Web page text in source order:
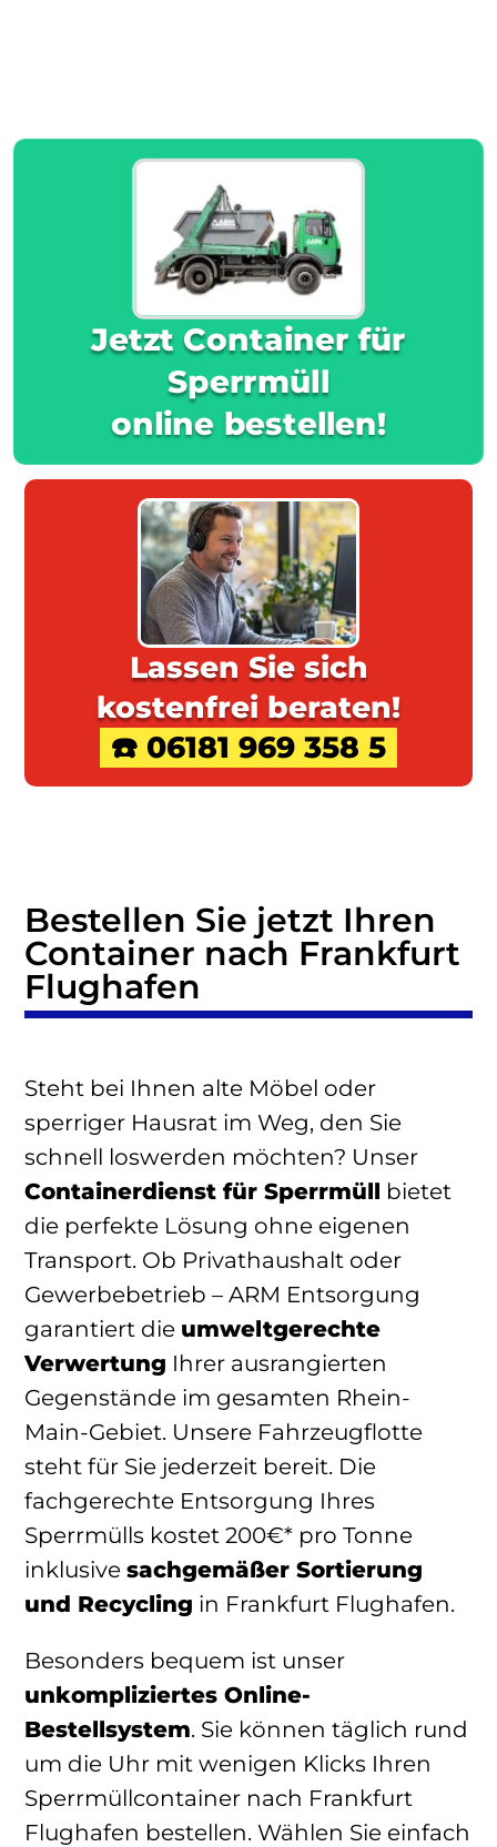
Jetzt Container für
Sperrmüll
online bestellen!
Lassen Sie sich
kostenfrei beraten!
☎️ 06181 969 358 5
Bestellen Sie jetzt Ihren
Container nach Frankfurt
Flughafen
Steht bei Ihnen alte Möbel oder
sperriger Hausrat im Weg, den Sie
schnell loswerden möchten? Unser
Containerdienst für Sperrmüll bietet
die perfekte Lösung ohne eigenen
Transport. Ob Privathaushalt oder
Gewerbebetrieb – ARM Entsorgung
garantiert die umweltgerechte
Verwertung Ihrer ausrangierten
Gegenstände im gesamten Rhein-
Main-Gebiet. Unsere Fahrzeugflotte
steht für Sie jederzeit bereit. Die
fachgerechte Entsorgung Ihres
Sperrmülls kostet 200€* pro Tonne
inklusive sachgemäßer Sortierung
und Recycling in Frankfurt Flughafen.
Besonders bequem ist unser
unkompliziertes Online-
Bestellsystem. Sie können täglich rund
um die Uhr mit wenigen Klicks Ihren
Sperrmüllcontainer nach Frankfurt
Flughafen bestellen. Wählen Sie einfach